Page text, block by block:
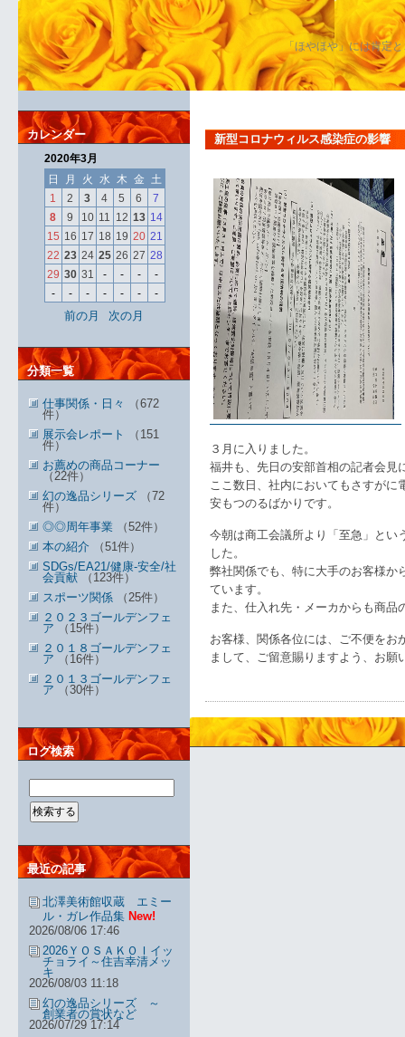
「ほやほや」には肯定
新型コロナウィルス感染症の影響
３月に入りました。
福井も、先日の安部首相の記者会見
ここ数日、社内においてもさすがに
安もつのるばかりです。
今朝は商工会議所より「至急」とい
した。
弊社関係でも、特に大手のお客様か
ています。
また、仕入れ先・メーカからも商
お客様、関係各位には、ご不便をお
まして、ご留意賜りますよう、お願
カレンダー
2020年3月
日
月 火 水 木 金 土
1
2 3 4 5 6
7
8
9 10 11 12 13 14
15 16 17 18 19 20 21
22 23 24 25 26 27 28
29 30 31 - - -
-
-
- - - - - -
前の月 次の月
分類一覧
仕事関係・日々
（672
件）
展示会レポート
（151
件）
お薦めの商品コーナー
（22件）
幻の逸品シリーズ （72
件）
◎◎周年事業 （52件）
本の紹介 （51件）
SDGs/EA21/健康-安全/社
会貢献 （123件）
スポーツ関係 （25件）
２０２３ゴールデンフェ
ア （15件）
２０１８ゴールデンフェ
ア （16件）
２０１３ゴールデンフェ
ア （30件）
ログ検索
最近の記事
北澤美術館収蔵 エミー
ル・ガレ作品集 New!
2026/08/06 17:46
2026ＹＯＳＡＫＯＩイッ
チョライ～住吉幸清メッ
キ
2026/08/03 11:18
幻の逸品シリーズ ～
創業者の賞状など
2026/07/29 17:14